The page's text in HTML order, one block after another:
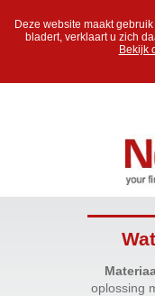
Deze website maakt
bladert, verklaart u zich
Bekijk
oplossing